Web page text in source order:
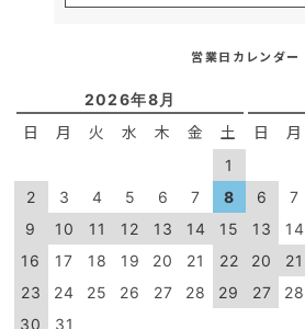
営業日カレンダー
2026年8月
日 月 火 水 木 金 土
1
2
3 4 5 6 7
8
9
10 11 12 13 14
15
16
17 18 19 20 21
22
23
24 25 26 27 28
29
30
31
日 月
6
7
13
14
20
21
27
28